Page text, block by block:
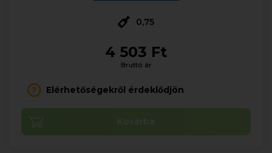
0,75
4 503 Ft
Bruttó ár
Elérhetőségekről érdeklődjön
Kosárba